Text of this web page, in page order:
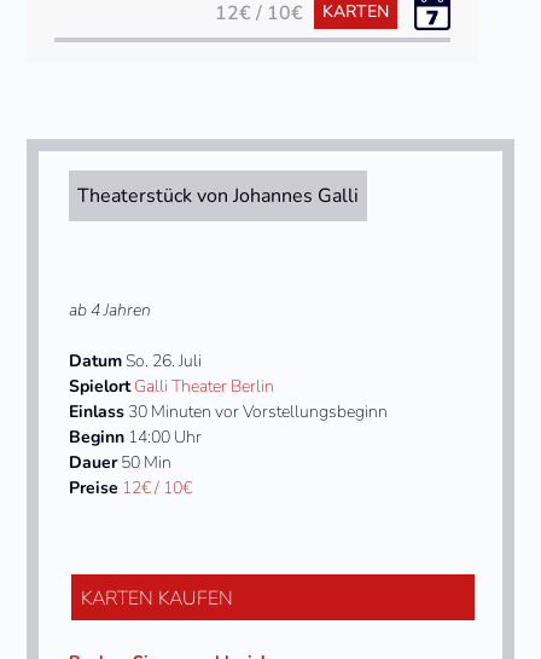
12€ / 10€ KARTEN
Theaterstück von Johannes Galli
ab 4 Jahren
DatumSo. 26. Juli
SpielortGalli Theater Berlin
Einlass 30 Minuten vor Vorstellungsbeginn
Beginn 14:00 Uhr
Dauer50 Min
Preise 12€ / 10€
KARTEN KAUFEN